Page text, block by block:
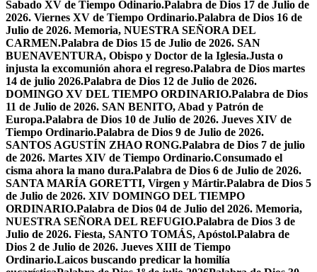
Sabado XV de Tiempo Odinario.Palabra de Dios 17 de Julio de
2026. Viernes XV de Tiempo Ordinario.Palabra de Dios 16 de
Julio de 2026. Memoria, NUESTRA SEÑORA DEL
CARMEN.Palabra de Dios 15 de Julio de 2026. SAN
BUENAVENTURA, Obispo y Doctor de la Iglesia.Justa o
injusta la excomunión ahora el regreso.Palabra de Dios martes
14 de julio 2026.Palabra de Dios 12 de Julio de 2026.
DOMINGO XV DEL TIEMPO ORDINARIO.Palabra de Dios
11 de Julio de 2026. SAN BENITO, Abad y Patrón de
Europa.Palabra de Dios 10 de Julio de 2026. Jueves XIV de
Tiempo Ordinario.Palabra de Dios 9 de Julio de 2026.
SANTOS AGUSTÍN ZHAO RONG.Palabra de Dios 7 de julio
de 2026. Martes XIV de Tiempo Ordinario.Consumado el
cisma ahora la mano dura.Palabra de Dios 6 de Julio de 2026.
SANTA MARÍA GORETTI, Virgen y Mártir.Palabra de Dios 5
de Julio de 2026. XIV DOMINGO DEL TIEMPO
ORDINARIO.Palabra de Dios 04 de Julio del 2026. Memoria,
NUESTRA SEÑORA DEL REFUGIO.Palabra de Dios 3 de
Julio de 2026. Fiesta, SANTO TOMÁS, Apóstol.Palabra de
Dios 2 de Julio de 2026. Jueves XIII de Tiempo
Ordinario.Laicos buscando predicar la homilía